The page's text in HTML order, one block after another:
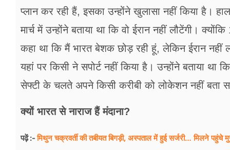
प्लान कर रही हैं, इसका उन्होंने खुलासा नहीं किया है।
मार्च में उन्होंने बताया था कि वो ईरान नहीं लौटेंगी।
कहा था कि मैं भारत बेशक छोड़ रही हूं, लेकिन ईरान
यहां पर किसी ने सपोर्ट नहीं किया है। उन्होंने बताया
सेफ्टी के चलते अपने किसी करीबी को लोकेशन नहीं बता
क्यों भारत से नाराज हैं मंदाना?
पढ़ें :-मिथुन चक्रवर्ती की तबीयत बिगड़ी, अस्पताल में हुई सर्जरी… मिलने पहुंचे